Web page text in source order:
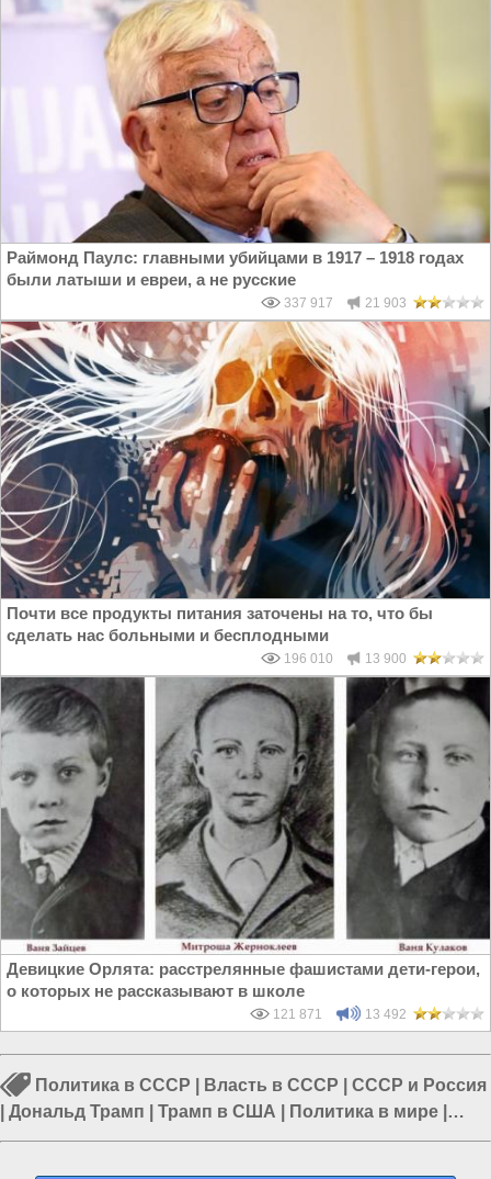
Раймонд Паулс: главными убийцами в 1917 – 1918 годах
были латыши и евреи, а не русские
337 917 21 903
Почти все продукты питания заточены на то, что бы
сделать нас больными и бесплодными
196 010 13 900
Девицкие Орлята: расстрелянные фашистами дети-герои,
о которых не рассказывают в школе
121 871 13 492
Политика в СССР Власть в СССР
СССР и Россия
Дональд Трамп Трамп в США Политика в мире
Путин в России